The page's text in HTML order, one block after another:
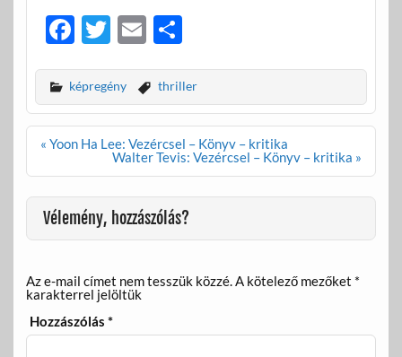
F
e
b
o
o
k
T
itt
er
E
ail
O
za
m
e
g
képregény thriller
Bejegyzés
« Yoon Ha Lee: Vezércsel – Könyv – kritika
Walter Tevis: Vezércsel – Könyv – kritika »
Vélemény, hozzászólás?
Az e-mail címet nem tesszük közzé.A kötelező mezőket *
karakterrel jelöltük
Hozzászólás*